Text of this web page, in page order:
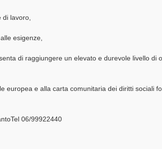
lavoro,
esigenze,
di raggiungere un elevato e durevole livello di
europea e alla carta comunitaria dei diritti sociali
06/99922440